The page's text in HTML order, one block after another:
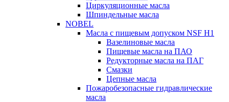
Циркуляционные масла
Шпиндельные масла
NOBEL
Масла с пищевым допуском NSF H1
Вазелиновые масла
Пищевые масла на ПАО
Редукторные масла на ПАГ
Смазки
Цепные масла
Пожаробезопасные гидравлические
масла